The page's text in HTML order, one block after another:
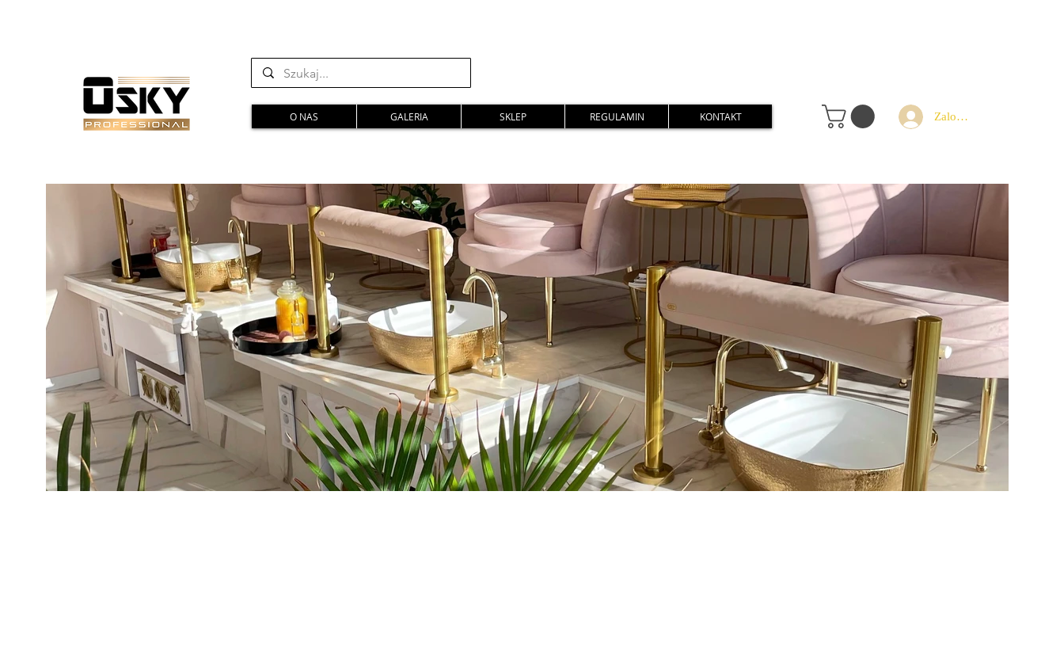
O NAS GALERIA SKLEP REGULAMIN KONTAKT Zaloguj